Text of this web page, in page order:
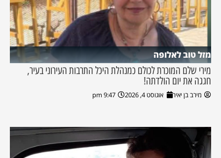
מזל טוב לאלופה
מירי שלם המוכרת לכולם כמנהלת היכל התרבות העירוני בעיר,
חגגה את יום הולדתה!
מירב בן יאיר אוגוסט 4, 2026 9:47 pm